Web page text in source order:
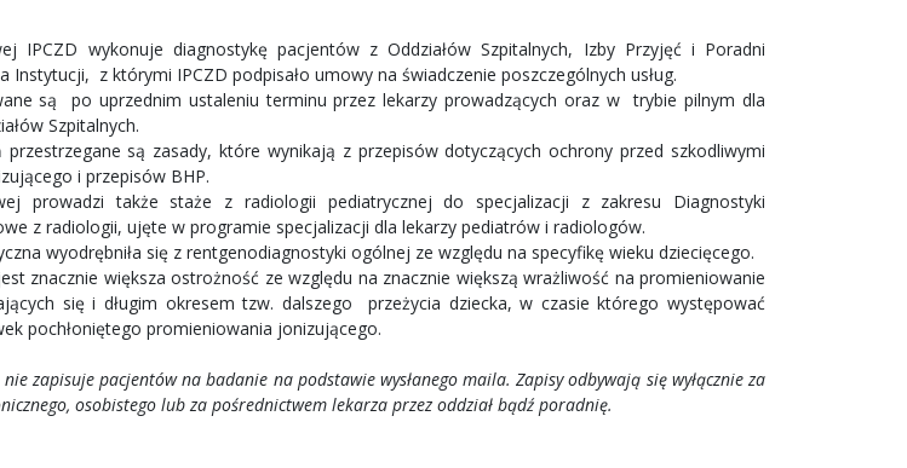
IPCZD wykonuje diagnostykę pacjentów z Oddziałów Szpitalnych, Izby Przyjęć i Poradni
Instytucji, z którymi IPCZD podpisało umowy na świadczenie poszczególnych usług.
są po uprzednim ustaleniu terminu przez lekarzy prowadzących oraz w trybie pilnym dla
Szpitalnych.
przestrzegane są zasady, które wynikają z przepisów dotyczących ochrony przed szkodliwymi
i przepisów BHP.
prowadzi także staże z radiologii pediatrycznej do specjalizacji z zakresu Diagnostyki
z radiologii, ujęte w programie specjalizacji dla lekarzy pediatrów i radiologów.
wyodrębniła się z rentgenodiagnostyki ogólnej ze względu na specyfikę wieku dziecięcego.
znacznie większa ostrożność ze względu na znacznie większą wrażliwość na promieniowanie
się i długim okresem tzw. dalszego przeżycia dziecka, w czasie którego występować
pochłoniętego promieniowania jonizującego.
zapisuje pacjentów na badanie na podstawie wysłanego maila. Zapisy odbywają się wyłącznie za
osobistego lub za pośrednictwem lekarza przez oddział bądź poradnię.